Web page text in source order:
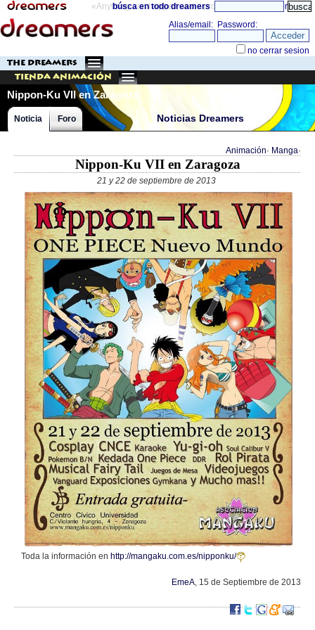
«Anything can happen and it probably will» directorio
búsca en todo dreamers
THE DREAMERS
Tienda Animación
Nippon-Ku VII en Zaragoza
Noticias Dreamers
Noticia Foro
Animación· Manga·
Nippon-Ku VII en Zaragoza
21 y 22 de septiembre de 2013
Toda la información en http://mangaku.com.es/nipponku/
EmeA, 15 de Septiembre de 2013